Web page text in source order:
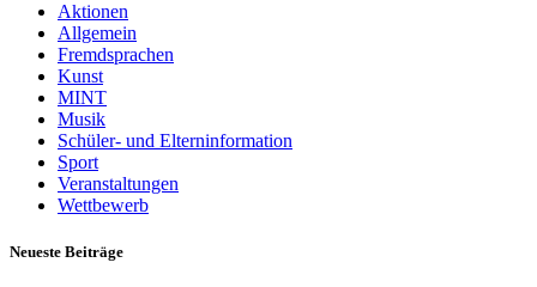
Aktionen
Allgemein
Fremdsprachen
Kunst
MINT
Musik
Schüler- und Elterninformation
Sport
Veranstaltungen
Wettbewerb
Neueste Beiträge